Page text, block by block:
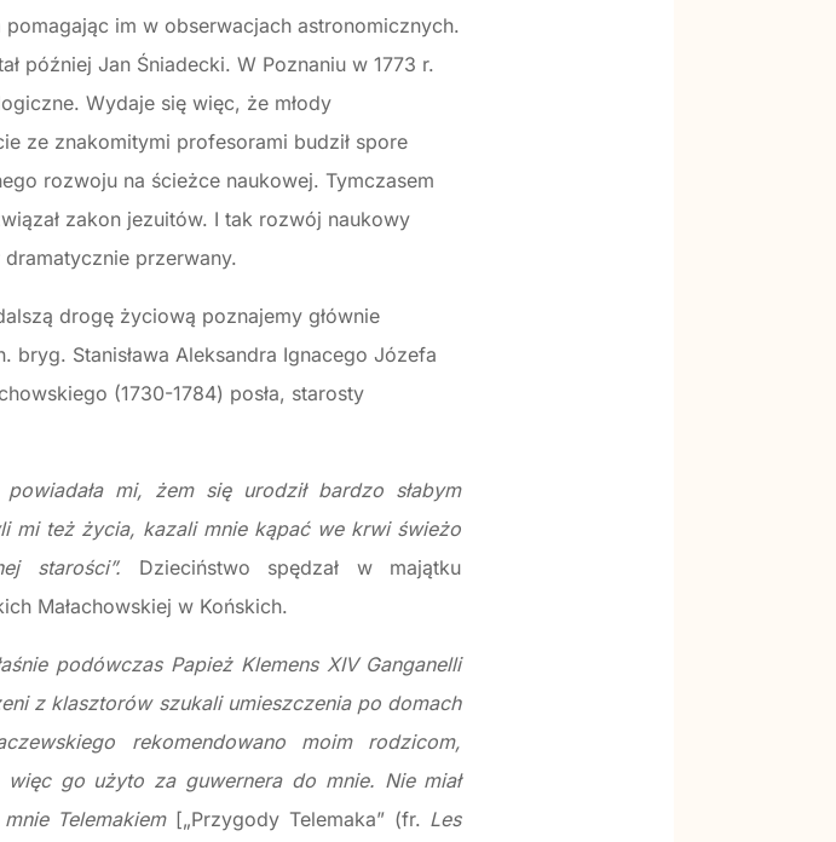
im w obserwacjach astronomicznych.
później Jan Śniadecki. W Poznaniu w 1773 r.
Wydaje się więc, że młody
ze znakomitymi profesorami budził spore
rozwoju na ścieżce naukowej. Tymczasem
zakon jezuitów. I tak rozwój naukowy
dramatycznie przerwany.
drogę życiową poznajemy głównie
bryg. Stanisława Aleksandra Ignacego Józefa
(1730-1784) posła, starosty
powiadała mi, żem się urodził bardzo słabym
mi też życia, kazali mnie kąpać we krwi świeżo
starości”. Dzieciństwo spędzał w majątku
Małachowskiej w Końskich.
podówczas Papież Klemens XIV Ganganelli
z klasztorów szukali umieszczenia po domach
rekomendowano moim rodzicom,
go użyto za guwernera do mnie. Nie miał
Telemakiem [„Przygody Telemaka” (fr. Les